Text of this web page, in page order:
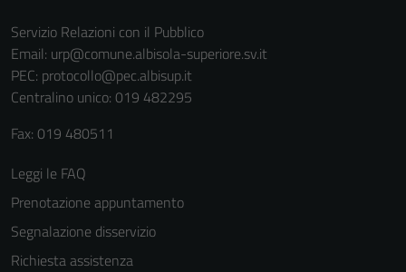
Servizio Relazioni con il Pubblico
Email: urp@comune.albisola-superiore.sv.it
PEC: protocollo@pec.albisup.it
Centralino unico: 019 482295
Fax: 019 480511
Leggi le FAQ
Prenotazione appuntamento
Segnalazione disservizio
Richiesta assistenza